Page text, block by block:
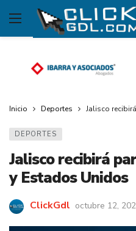
Inicio Deportes Jalisco
DEPORTES
Jalisco recibirá
y Estados Unidos
ClickGdl octubre 12,